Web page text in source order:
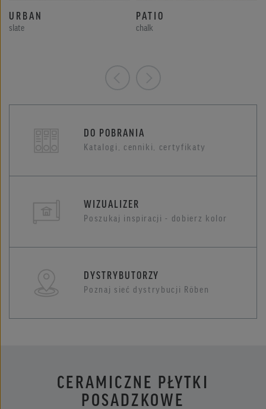
URBAN
slate
PATIO
chalk
DO POBRANIA
Katalogi, cenniki, certyfikaty
WIZUALIZER
Poszukaj inspiracji - dobierz kolor
DYSTRYBUTORZY
Poznaj sieć dystrybucji Röben
CERAMICZNE PŁYTKI
POSADZKOWE